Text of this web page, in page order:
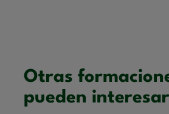
Otras
pueden